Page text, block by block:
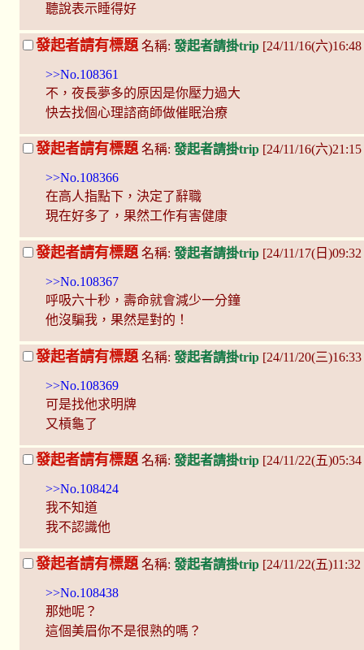
聽說表示睡得好
發起者請有標題 名稱: 發起者請掛trip [24/11/16(六
>>No.108361
不，夜長夢多的原因是你壓力過大
快去找個心理諮商師做催眠治療
發起者請有標題名稱: 發起者請掛trip [24/11/16(六
>>No.108366
在高人指點下，決定了辭職
現在好多了，果然工作有害健康
發起者請有標題 名稱: 發起者請掛trip [24/11/17(日
>>No.108367
呼吸六十秒，壽命就會減少一分鐘
他沒騙我，果然是對的！
發起者請有標題 名稱: 發起者請掛trip [24/11/20(三
>>No.108369
可是找他求明牌
又槓龜了
發起者請有標題名稱: 發起者請掛trip [24/11/22(五
>>No.108424
我不知道
我不認識他
發起者請有標題 名稱: 發起者請掛trip [24/11/22(五
>>No.108438
那她呢？
這個美眉你不是很熟的嗎？